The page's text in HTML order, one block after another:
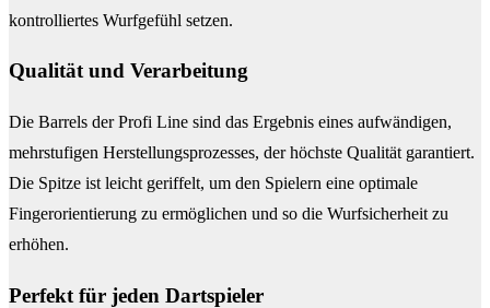
kontrolliertes Wurfgefühl setzen.
Qualität und Verarbeitung
Die Barrels der Profi Line sind das Ergebnis eines aufwändigen,
mehrstufigen Herstellungsprozesses, der höchste Qualität garantiert.
Die Spitze ist leicht geriffelt, um den Spielern eine optimale
Fingerorientierung zu ermöglichen und so die Wurfsicherheit zu
erhöhen.
Perfekt für jeden Dartspieler